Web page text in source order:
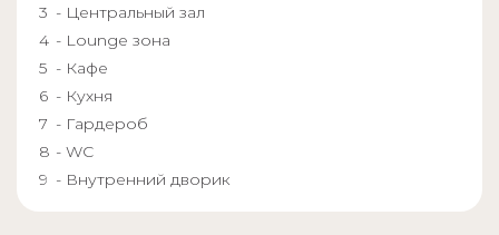
- Центральный зал
- Lounge зона
- Кафе
- Кухня
- Гардероб
- WC
- Внутренний дворик